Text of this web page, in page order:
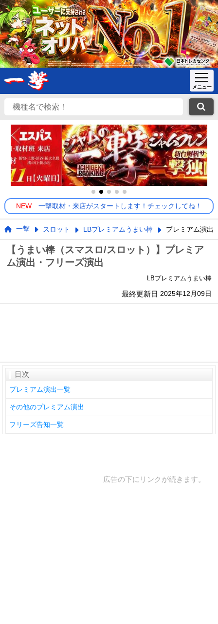
NEW 一撃取材・来店がスタートします！チェックしてね！
一撃 スロット LBプレミアムうまい棒 プレミアム演出
【うまい棒（スマスロ/スロット）】プレミア
ム演出・フリーズ演出
LBプレミアムうまい棒
最終更新日 2025年12月09日
目次
プレミアム演出一覧
その他のプレミアム演出
フリーズ告知一覧
広告の下にリンクが続きます。